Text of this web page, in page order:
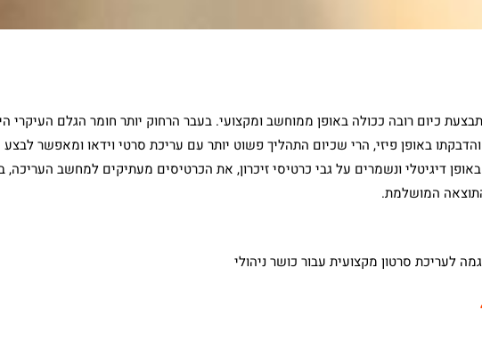
כיום רובה ככולה באופן ממוחשב ומקצועי. בעבר הרחוק יותר חומר הגלם העיקרי
באופן פיזי, הרי שכיום התהליך פשוט יותר עם עריכת סרטי וידאו ומאפשר
דיגיטלי ונשמרים על גבי כרטיסי זיכרון, את הכרטיסים מעתיקים למחשב העריכה,
המושלמת.
לעריכת סרטון מקצועית עבור כושר ניהולי